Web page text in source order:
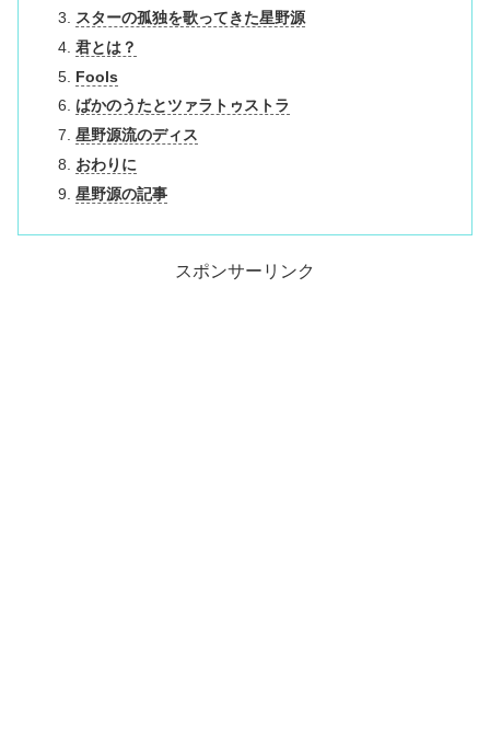
スターの孤独を歌ってきた星野源
君とは？
Fools
ばかのうたとツァラトゥストラ
星野源流のディス
おわりに
星野源の記事
スポンサーリンク